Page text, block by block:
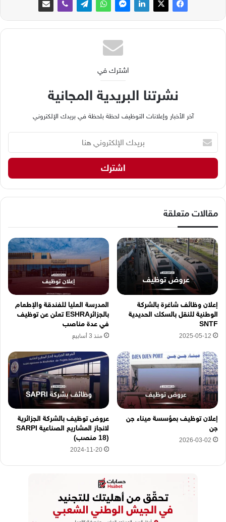
اشترك في
نشرتنا البريدية المجانية
آخر الأخبار وإعلانات التوظيف لحظة بلحظة في بريدك الإلكتروني
ي
ك
ا
إ
ت
ر
و
ن
ي
ه
ن
ا
مقالات متعلقة
إعلان وظائف شاغرة بالشركة
الوطنية للنقل بالسكك الحديدية
SNTF
2025-05-12
المدرسة العليا للفندقة والإطعام
بالجزائرESHRA تعلن عن توظيف
في عدة مناصب
منذ 3 أسابيع
إعلان توظيف بمؤسسة ميناء جن
جن
2026-03-02
عروض توظيف بالشركة الجزائرية
لانجاز المشاريع الصناعية SARPI
(18 منصب)
2024-11-20